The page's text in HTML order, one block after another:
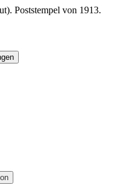
Poststempel von 1913.